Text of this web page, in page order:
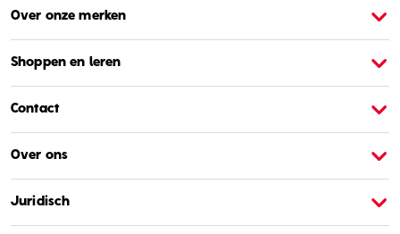
Over onze merken
Shoppen en leren
Contact
Over ons
Juridisch